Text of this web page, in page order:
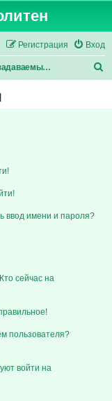
Вход
Регистрация
Часто задаваемые вопросы
ввод имени и пароля?
сейчас на
пользователя?
войти на